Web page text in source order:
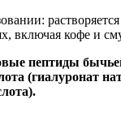
включая кофе и
пептиды
(гиалуронат